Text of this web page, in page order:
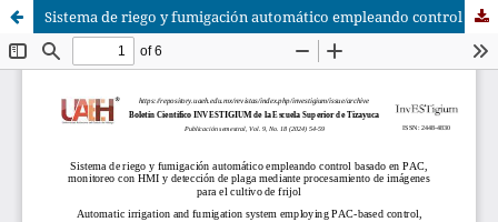
Sistema de riego y fumigación automático empleando control basado en PAC, monitoreo con HMI y detección de plaga mediante procesamiento de imágenes para el cultivo de frijol